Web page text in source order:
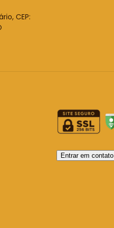
CEP:
Entrar em contato